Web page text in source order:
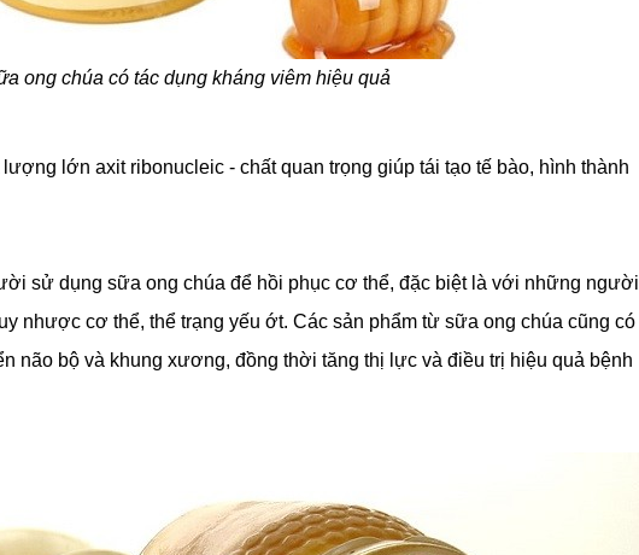
ong chúa có tác dụng kháng viêm hiệu quả
lớn axit ribonucleic - chất quan trọng giúp tái tạo tế bào, hình thành
sử dụng sữa ong chúa để hồi phục cơ thể, đặc biệt là với những người
nhược cơ thể, thể trạng yếu ớt. Các sản phẩm từ sữa ong chúa cũng có
não bộ và khung xương, đồng thời tăng thị lực và điều trị hiệu quả bệnh